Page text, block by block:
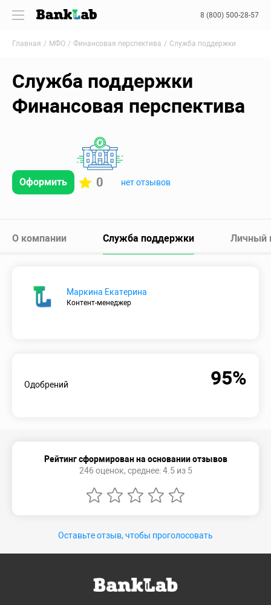
8 (800) 500-28-57
Главная МФО Финансовая перспектива Служба поддержки
Служба поддержки
Финансовая перспектива
Оформить 0 нет отзывов
О компании Служба поддержки Личный
Маркина Екатерина
Контент-менеджер
Одобрений 95%
Рейтинг сформирован на основании отзывов
246 оценок, среднее: 4.5 из 5
Оставьте отзыв, чтобы проголосовать